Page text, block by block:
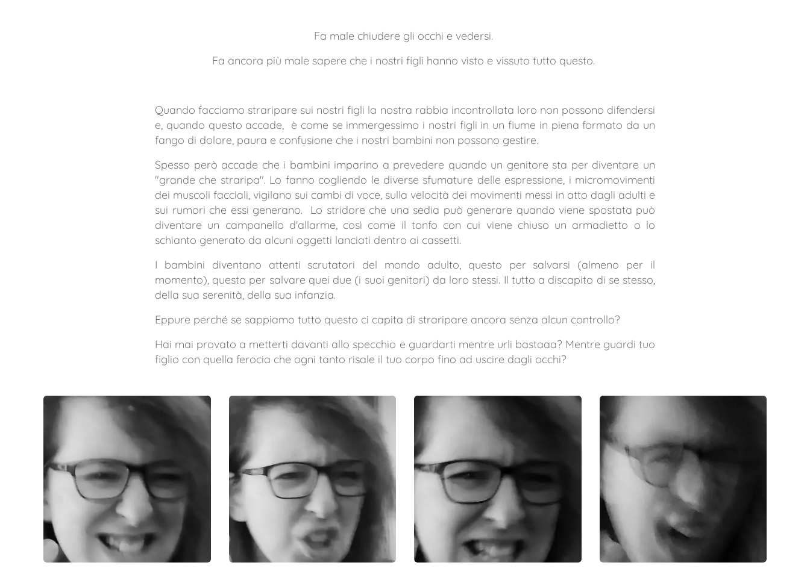
Fa male chiudere gli occhi e vedersi.
Fa ancora più male sapere che i nostri figli hanno visto e vissuto tutto questo.
Quando facciamo straripare sui nostri figli la nostra rabbia incontrollata loro non possono difendersi
e, quando questo accade, è come se immergessimo i nostri figli in un fiume in piena formato da un
fango di dolore, paura e confusione che i nostri bambini non possono gestire.
Spesso però accade che i bambini imparino a prevedere quando un genitore sta per diventare un
"grande che straripa". Lo fanno cogliendo le diverse sfumature delle espressione, i micromovimenti
dei muscoli facciali, vigilano sui cambi di voce, sulla velocità dei movimenti messi in atto dagli adulti e
sui rumori che essi generano. Lo stridore che una sedia può generare quando viene spostata può
diventare un campanello d'allarme, così come il tonfo con cui viene chiuso un armadietto o lo
schianto generato da alcuni oggetti lanciati dentro ai cassetti.
I bambini diventano attenti scrutatori del mondo adulto, questo per salvarsi (almeno per il
momento), questo per salvare quei due (i suoi genitori) da loro stessi. Il tutto a discapito di se stesso,
della sua serenità, della sua infanzia.
Eppure perché se sappiamo tutto questo ci capita di straripare ancora senza alcun controllo?
Hai mai provato a metterti davanti allo specchio e guardarti mentre urli bastaaa? Mentre guardi tuo
figlio con quella ferocia che ogni tanto risale il tuo corpo fino ad uscire dagli occhi?